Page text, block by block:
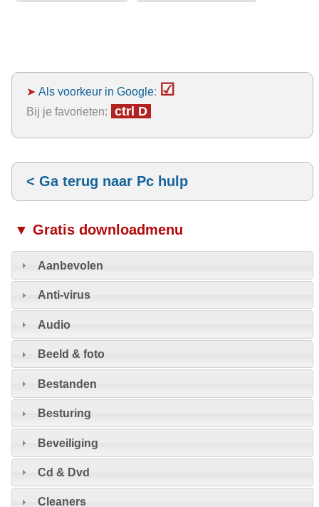
➤ Als voorkeur in Google: ☑
Bij je favorieten: ctrl D
< Ga terug naar Pc hulp
▼ Gratis downloadmenu
Aanbevolen
Anti-virus
Audio
Beeld & foto
Bestanden
Besturing
Beveiliging
Cd & Dvd
Cleaners